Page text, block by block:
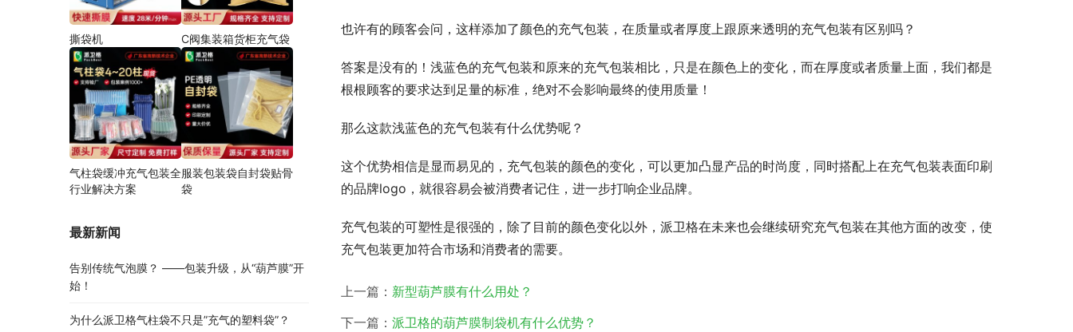
也许有的顾客会问，这样添加了颜色的充气包装，在质量或者厚度上跟原来透明的充气包装有区别吗？
答案是没有的！浅蓝色的充气包装和原来的充气包装相比，只是在颜色上的变化，而在厚度或者质量上面，我们都是
根根顾客的要求达到足量的标准，绝对不会影响最终的使用质量！
那么这款浅蓝色的充气包装有什么优势呢？
这个优势相信是显而易见的，充气包装的颜色的变化，可以更加凸显产品的时尚度，同时搭配上在充气包装表面印刷
的品牌logo，就很容易会被消费者记住，进一步打响企业品牌。
充气包装的可塑性是很强的，除了目前的颜色变化以外，派卫格在未来也会继续研究充气包装在其他方面的改变，使
充气包装更加符合市场和消费者的需要。
上一篇： 新型葫芦膜有什么用处？
下一篇： 派卫格的葫芦膜制袋机有什么优势？
撕袋机 C阀集装箱货柜充气袋
气柱袋缓冲充气包装全
行业解决方案
服装包装袋自封袋贴骨
袋
最新新闻
告别传统气泡膜？ ——包装升级，从“葫芦膜”开
始！
为什么派卫格气柱袋不只是”充气的塑料袋”？